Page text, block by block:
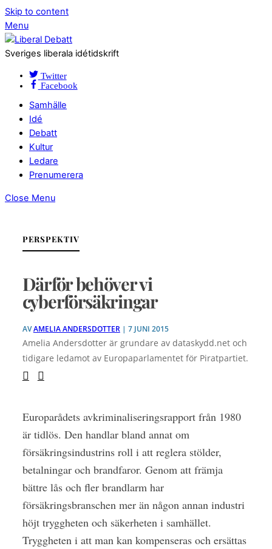
Skip to content
Menu
Sveriges liberala idétidskrift
Twitter
Facebook
Samhälle
Idé
Debatt
Kultur
Ledare
Prenumerera
Close Menu
PERSPEKTIV
Därför behöver vi
cyberförsäkringar
AVAMELIA ANDERSDOTTER| 7 JUNI 2015
Amelia Andersdotter är grundare av dataskydd.net och
tidigare ledamot av Europaparlamentet för Piratpartiet.
Europarådets avkriminaliseringsrapport från 1980
är tidlös. Den handlar bland annat om
försäkringsindustrins roll i att reglera stölder,
betalningar och brandfaror. Genom att främja
bättre lås och fler brandlarm har
försäkringsbranschen mer än någon annan industri
höjt tryggheten och säkerheten i samhället.
Tryggheten i att man kan kompenseras och ersättas